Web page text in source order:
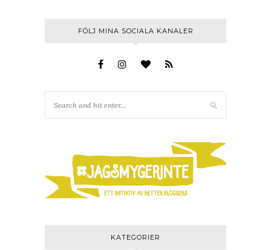
FÖLJ MINA SOCIALA KANALER
KATEGORIER